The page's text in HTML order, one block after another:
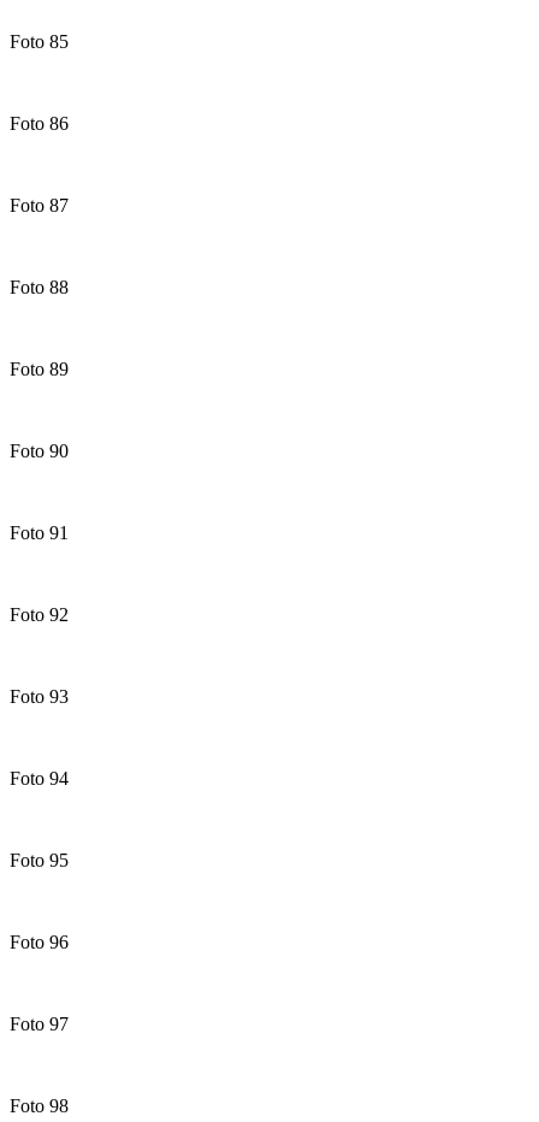
Foto 85
Foto 86
Foto 87
Foto 88
Foto 89
Foto 90
Foto 91
Foto 92
Foto 93
Foto 94
Foto 95
Foto 96
Foto 97
Foto 98